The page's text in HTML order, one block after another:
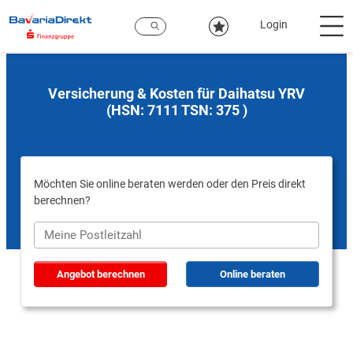
Hauptinhalt
Login
Versicherung & Kosten für Daihatsu YRV
(HSN: 7111 TSN: 375 )
Möchten Sie online beraten werden oder den Preis direkt
berechnen?
Angebot berechnen Online beraten